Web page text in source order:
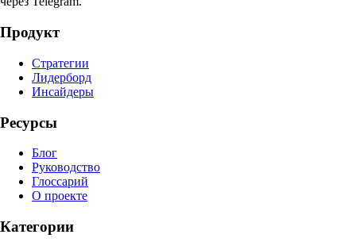
Продукт
Стратегии
Лидерборд
Инсайдеры
Ресурсы
Блог
Руководство
Глоссарий
О проекте
Категории